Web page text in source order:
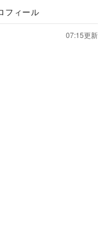
フィール
07:15更新